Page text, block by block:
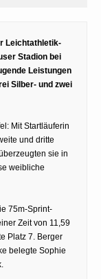
Leichtathletik-
Stadion bei
Leistungen
Silber- und zwei
Mit Startläuferin
und dritte
sie in
weibliche
75m-Sprint-
Zeit von 11,59
Platz 7. Berger
belegte Sophie